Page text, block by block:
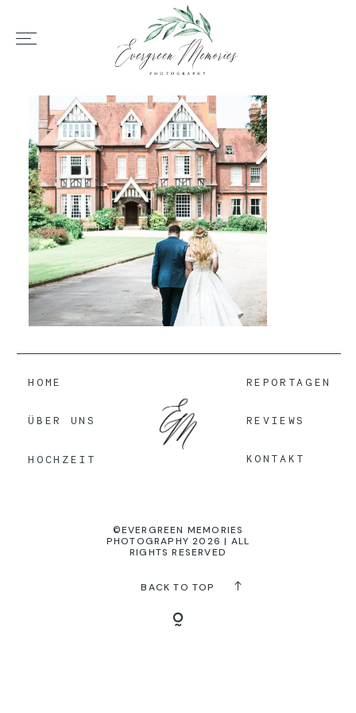
HOME
ÜBER UNS
HOCHZEIT
REPORTAGEN
REVIEWS
KONTAKT
©EVERGREEN MEMORIES
PHOTOGRAPHY 2026 | ALL
RIGHTS RESERVED
BACK TO TOP
HOME
ÜBER UNS
HOCHZEIT
REPORTAGEN
KONTAKT